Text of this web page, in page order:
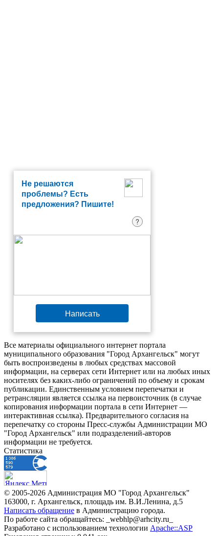
Не решаются
проблемы? Есть
предложения? Пишите!
?
Написать
Все материалы официального интернет портала
муниципального образования "Город Архангельск" могут
быть воспроизведены в любых средствах массовой
информации, на серверах сети Интернет или на любых иных
носителях без каких-либо ограничений по объему и срокам
публикации. Единственным условием перепечатки и
ретрансляции является ссылка на первоисточник (в случае
копирования информации портала в сети Интернет —
интерактивная ссылка). Предварительного согласия на
перепечатку со стороны Пресс-службы Администрации МО
"Город Архангельск" или подразделений-авторов
информации не требуется.
Статистика
© 2005-2026 Администрация МО "Город Архангельск"
163000, г. Архангельск, площадь им. В.И.Ленина, д.5
Написать обращение в Администрацию города.
По работе сайта обращайтесь: _webhlp@arhcity.ru_
Разработано с использованием технологии Apache::ASP